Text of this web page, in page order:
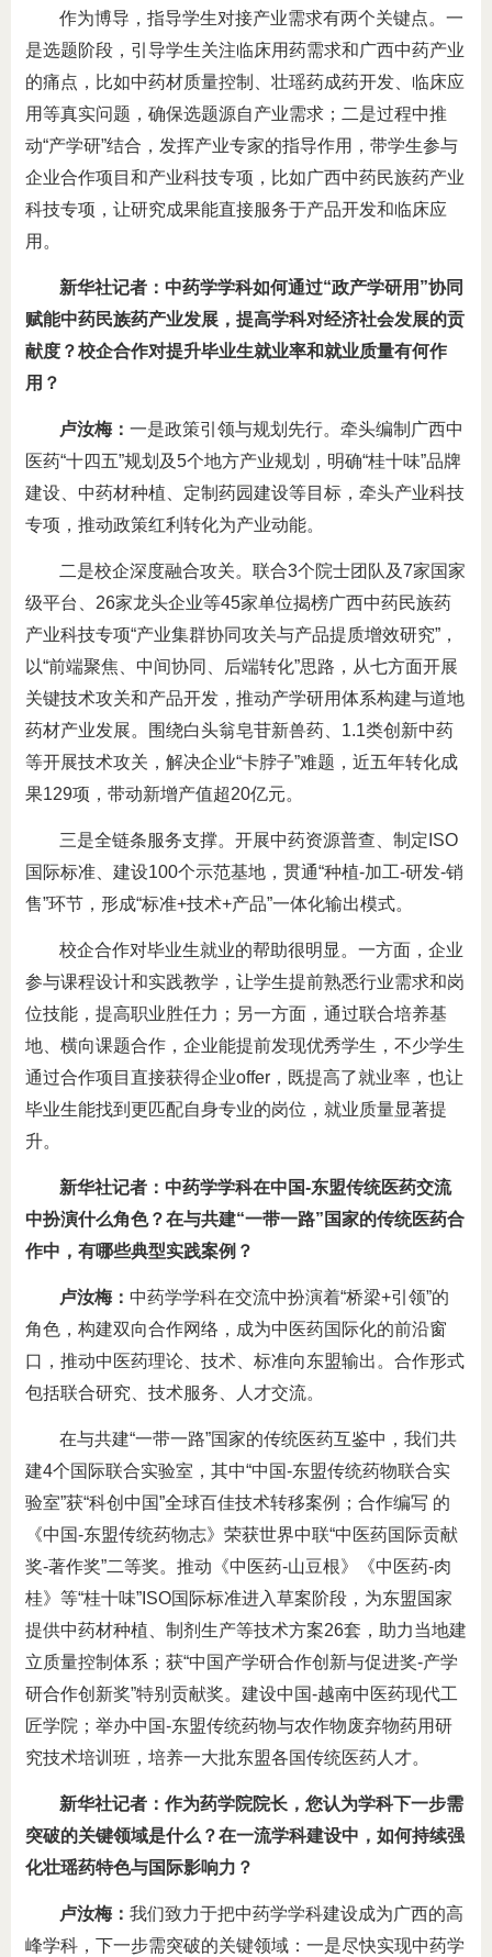
作为博导，指导学生对接产业需求有两个关键点。一
是选题阶段，引导学生关注临床用药需求和广西中药产业
的痛点，比如中药材质量控制、壮瑶药成药开发、临床应
用等真实问题，确保选题源自产业需求；二是过程中推
动“产学研”结合，发挥产业专家的指导作用，带学生参与
企业合作项目和产业科技专项，比如广西中药民族药产业
科技专项，让研究成果能直接服务于产品开发和临床应
用。
新华社记者：中药学学科如何通过“政产学研用”协同
赋能中药民族药产业发展，提高学科对经济社会发展的贡
献度？校企合作对提升毕业生就业率和就业质量有何作
用？
卢汝梅：一是政策引领与规划先行。牵头编制广西中
医药“十四五”规划及5个地方产业规划，明确“桂十味”品牌
建设、中药材种植、定制药园建设等目标，牵头产业科技
专项，推动政策红利转化为产业动能。
二是校企深度融合攻关。联合3个院士团队及7家国家
级平台、26家龙头企业等45家单位揭榜广西中药民族药
产业科技专项“产业集群协同攻关与产品提质增效研究”，
以“前端聚焦、中间协同、后端转化”思路，从七方面开展
关键技术攻关和产品开发，推动产学研用体系构建与道地
药材产业发展。围绕白头翁皂苷新兽药、1.1类创新中药
等开展技术攻关，解决企业“卡脖子”难题，近五年转化成
果129项，带动新增产值超20亿元。
三是全链条服务支撑。开展中药资源普查、制定ISO
国际标准、建设100个示范基地，贯通“种植-加工-研发-销
售”环节，形成“标准+技术+产品”一体化输出模式。
校企合作对毕业生就业的帮助很明显。一方面，企业
参与课程设计和实践教学，让学生提前熟悉行业需求和岗
位技能，提高职业胜任力；另一方面，通过联合培养基
地、横向课题合作，企业能提前发现优秀学生，不少学生
通过合作项目直接获得企业offer，既提高了就业率，也让
毕业生能找到更匹配自身专业的岗位，就业质量显著提
升。
新华社记者：中药学学科在中国-东盟传统医药交流
中扮演什么角色？在与共建“一带一路”国家的传统医药合
作中，有哪些典型实践案例？
卢汝梅： 中药学学科在交流中扮演着“桥梁+引领”的
角色，构建双向合作网络，成为中医药国际化的前沿窗
口，推动中医药理论、技术、标准向东盟输出。合作形式
包括联合研究、技术服务、人才交流。
在与共建“一带一路”国家的传统医药互鉴中，我们共
建4个国际联合实验室，其中“中国-东盟传统药物联合实
验室”获“科创中国”全球百佳技术转移案例；合作编写 的
《中国-东盟传统药物志》荣获世界中联“中医药国际贡献
奖-著作奖”二等奖。推动《中医药-山豆根》《中医药-肉
桂》等“桂十味”ISO国际标准进入草案阶段，为东盟国家
提供中药材种植、制剂生产等技术方案26套，助力当地建
立质量控制体系；获“中国产学研合作创新与促进奖-产学
研合作创新奖”特别贡献奖。建设中国-越南中医药现代工
匠学院；举办中国-东盟传统药物与农作物废弃物药用研
究技术培训班，培养一大批东盟各国传统医药人才。
新华社记者：作为药学院院长，您认为学科下一步需
突破的关键领域是什么？在一流学科建设中，如何持续强
化壮瑶药特色与国际影响力？
卢汝梅：我们致力于把中药学学科建设成为广西的高
峰学科，下一步需突破的关键领域：一是尽快实现中药学